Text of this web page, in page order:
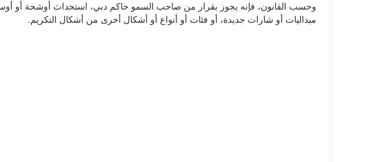
وحسب القانون، فإنه يجوز بقرار من صاحب السمو حاكم دبي، استحداث أوشحة أو
ميداليات أو شارات جديدة، أو فئات أو أنواع أو أشكال أخرى من أشكال التكريم.